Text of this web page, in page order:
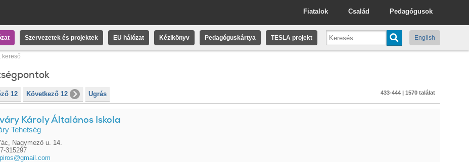
Pedagógusok
Család
Fiatalok
Szervezetek és projektek EU hálózat Kézikönyv Pedagóguskártya TESLA projekt English
kereső
12 Következő 12 Ugrás 433-444 | 1570 találat
Károly Általános Iskola
Tehetség
Nagymező u. 14.
315297